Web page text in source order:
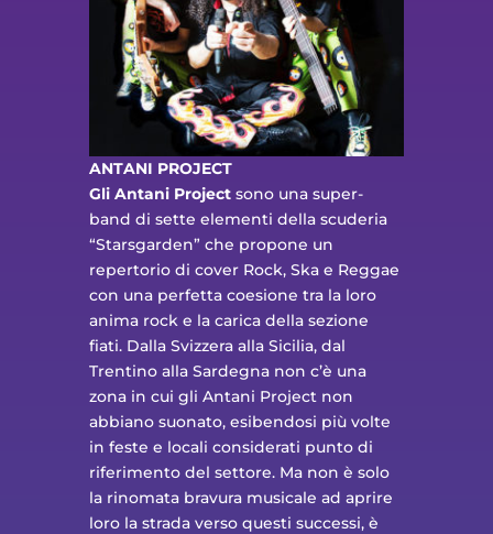
ANTANI PROJECT
Gli Antani Projectsono una super-
band di sette elementi della scuderia
“Starsgarden” che propone un
repertorio di cover Rock, Ska e Reggae
con una perfetta coesione tra la loro
anima rock e la carica della sezione
fiati. Dalla Svizzera alla Sicilia, dal
Trentino alla Sardegna non c’è una
zona in cui gli Antani Project non
abbiano suonato, esibendosi più volte
in feste e locali considerati punto di
riferimento del settore. Ma non è solo
la rinomata bravura musicale ad aprire
loro la strada verso questi successi, è